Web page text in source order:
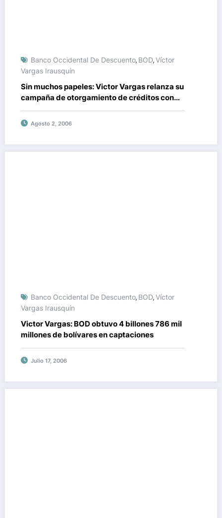
Banco Occidental De Descuento, BOD,Víctor
Vargas Irausquín
Sin muchos papeles: Victor Vargas relanza su
campaña de otorgamiento de créditos con
pocos requisitos
Agosto 2, 2006
Banco Occidental De Descuento, BOD,Víctor
Vargas Irausquín
Victor Vargas: BOD obtuvo 4 billones 786 mil
millones de bolívares en captaciones
Julio 17, 2006